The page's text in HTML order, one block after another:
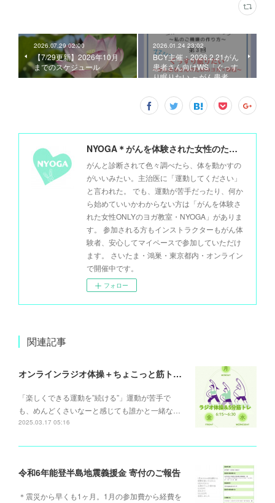
2026.07.29 02:00
【7/29更新】2026年10月
までのスケジュール
2026.01.24 23:02
BCY主催：2026.2.21がん
患者さん向けWS「ぐっす
り眠りたい ～がん患者…
NYOGA＊がんを体験された女性のためのヨガ＊
がんと診断されて色々調べたら、体を動かすの
がいいみたい。主治医に「運動してください」
と言われた。 でも、運動が苦手だったり、何か
ら始めていいかわからない方は「がんを体験さ
れた女性ONLYのヨガ教室・NYOGA」がありま
す。 参加される方もインストラクターもがん体
験者、安心してマイペースで参加していただけ
ます。 さいたま・鴻巣・東京都内・オンライン
で開催中です。
フォロー
関連記事
オンラインラジオ体操＋ちょこっと筋トレ (月)(水)(金)6:15～
「楽しくできる運動を”続ける”」運動が苦手で
も、めんどくさいなーと感じても誰かと一緒な…
2025.03.17 05:16
令和6年能登半島地震義援金 寄付のご報告
＊震災から早くも1ヶ月。1月の参加費から経費を